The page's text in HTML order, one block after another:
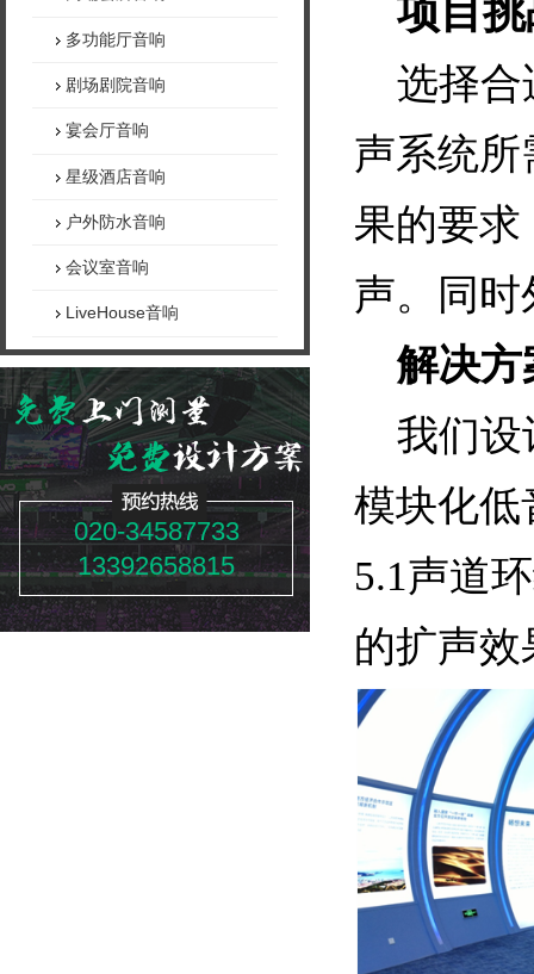
多功能厅音响
剧场剧院音响
宴会厅音响
星级酒店音响
户外防水音响
会议室音响
LiveHouse音响
020-34587733
13392658815
项目
选择合
声系统所
果的要
声。同
解决方
我们设
模块化低
5.1声道
的扩声效